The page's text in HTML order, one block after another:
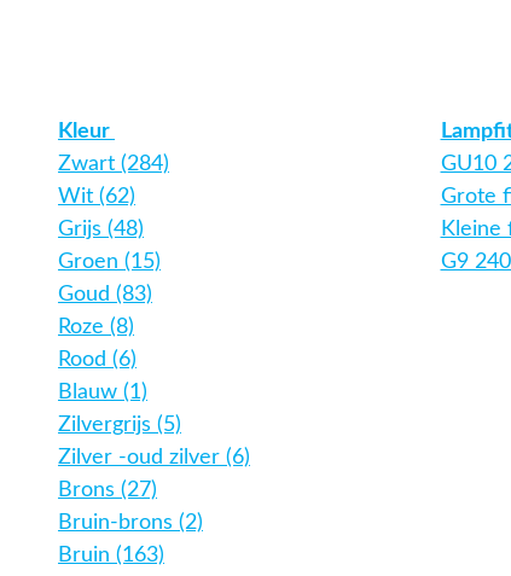
Kleur
Zwart (284)
Wit (62)
Grijs (48)
Groen (15)
Goud (83)
Roze (8)
Rood (6)
Blauw (1)
Zilvergrijs (5)
Zilver -oud zilver (6)
Brons (27)
Bruin-brons (2)
Bruin (163)
GU10
Grote
Kleine
G9